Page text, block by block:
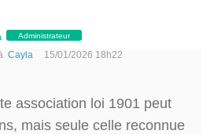
Administrateur
Cayla 15/01/2026 18h22
association loi 1901 peut
mais seule celle reconnue